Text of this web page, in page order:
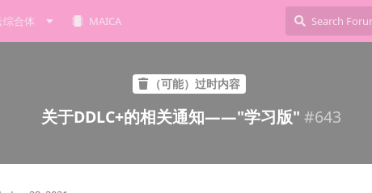
综合体 MAICA
（可能）过时内容
关于DDLC+的相关通知——"学习版" #643